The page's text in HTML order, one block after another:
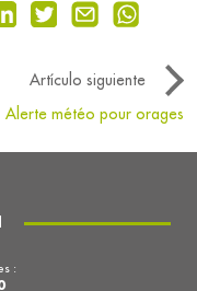
Artículo siguiente
Alerte météo pour orages
: